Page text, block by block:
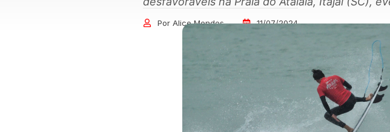
Por Alice Mendes 11/07/2024